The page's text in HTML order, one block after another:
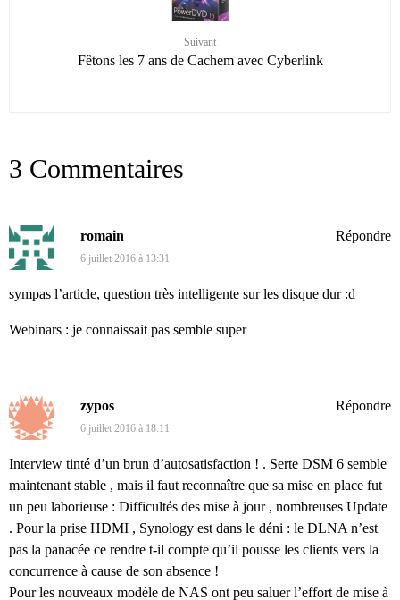
Suivant
Fêtons les 7 ans de Cachem avec Cyberlink
3 Commentaires
romain
6 juillet 2016 à 13:31
sympas l’article, question très intelligente sur les disque dur :d
Webinars : je connaissait pas semble super
Répondre
zypos
6 juillet 2016 à 18:11
Interview tinté d’un brun d’autosatisfaction ! . Serte DSM 6 semble
maintenant stable , mais il faut reconnaître que sa mise en place fut
un peu laborieuse : Difficultés des mise à jour , nombreuses Update
. Pour la prise HDMI , Synology est dans le déni : le DLNA n’est
pas la panacée ce rendre t-il compte qu’il pousse les clients vers la
concurrence à cause de son absence !
Pour les nouveaux modèle de NAS ont peu saluer l’effort de mise à
Répondre